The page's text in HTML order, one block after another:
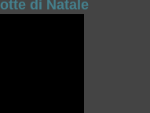
di Natale